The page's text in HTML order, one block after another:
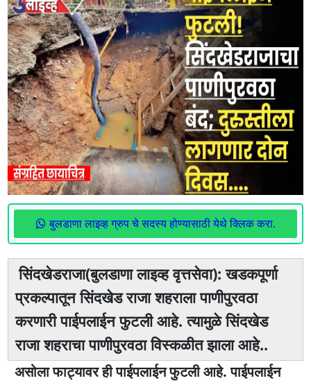
बुलडाणा लाइव्ह ग्रुप चे सदस्य होण्यासाठी येथे क्लिक करा.
सिंदखेडराजा(बुलडाणा लाइव्ह वृत्तसेवा): खडकपूर्णा
प्रकल्पातून सिंदखेड राजा शहराला पाणीपुरवठा
करणारी पाईपलाईन फुटली आहे. त्यामुळे सिंदखेड
राजा शहराचा पाणीपुरवठा विस्कळीत झाला आहे..
असोला फाट्यावर ही पाईपलाईन फुटली आहे. पाईपलाईन